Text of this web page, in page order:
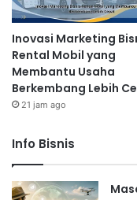
Inovasi Marketing
Rental Mobil yang
Membantu Usaha
Berkembang Lebih
21 jam ago
Info Bisnis